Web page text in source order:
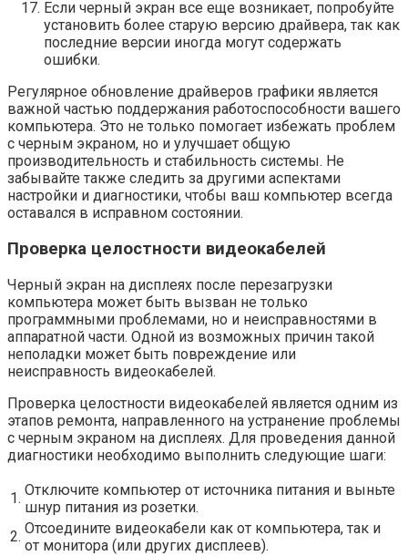
Если черный экран все еще возникает, попробуйте
установить более старую версию драйвера, так как
последние версии иногда могут содержать
ошибки.
Регулярное обновление драйверов графики является
важной частью поддержания работоспособности вашего
компьютера. Это не только помогает избежать проблем
с черным экраном, но и улучшает общую
производительность и стабильность системы. Не
забывайте также следить за другими аспектами
настройки и диагностики, чтобы ваш компьютер всегда
оставался в исправном состоянии.
Проверка целостности видеокабелей
Черный экран на дисплеях после перезагрузки
компьютера может быть вызван не только
программными проблемами, но и неисправностями в
аппаратной части. Одной из возможных причин такой
неполадки может быть повреждение или
неисправность видеокабелей.
Проверка целостности видеокабелей является одним из
этапов ремонта, направленного на устранение проблемы
с черным экраном на дисплеях. Для проведения данной
диагностики необходимо выполнить следующие шаги:
1. Отключите компьютер от источника питания и выньте
шнур питания из розетки.
2. Отсоедините видеокабели как от компьютера, так и
от монитора (или других дисплеев).